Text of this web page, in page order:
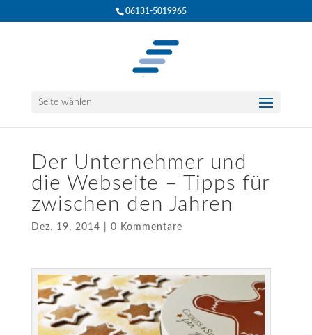
06131-5019965
Seite wählen
Der Unternehmer und
die Webseite – Tipps für
zwischen den Jahren
Dez. 19, 2014 0 Kommentare